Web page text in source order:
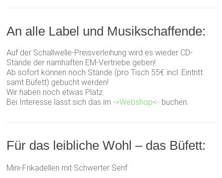
An alle Label und Musikschaffende:
Auf der Schallwelle-Preisverleihung wird es wieder CD-
Stände der namhaften EM-Vertriebe geben!
Ab sofort können noch Stände (pro Tisch 55€ incl. Eintritt
samt Büfett) gebucht werden!
Wir haben noch etwas Platz.
Bei Interesse lässt sich das im->Webshop<- buchen.
Für das leibliche Wohl – das Büfett:
Mini-Frikadellen mit Schwerter Senf